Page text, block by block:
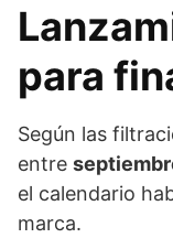
para
Según las
entre
el calendario
marca.